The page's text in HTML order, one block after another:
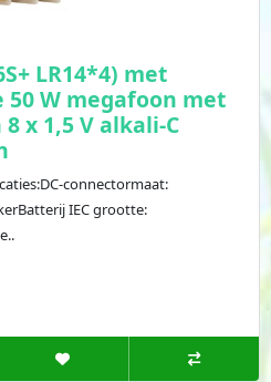
LR14*4) met
W megafoon met
x 1,5 V alkali-C
connectormaat:
IEC grootte: